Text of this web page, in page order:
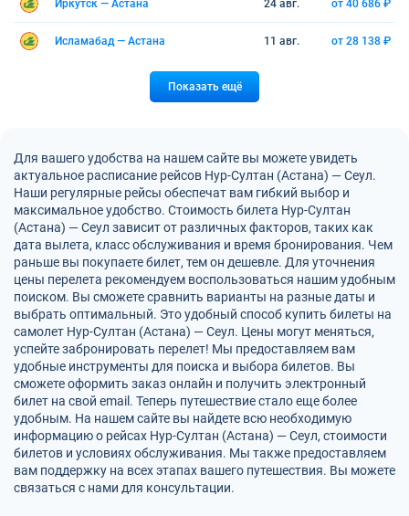
Иркутск — Астана 24 авг. от 40 686 ₽
Исламабад — Астана 11 авг. от 28 138 ₽
Показать ещё
Для вашего удобства на нашем сайте вы можете увидеть
актуальное расписание рейсов Нур-Султан (Астана) — Сеул.
Наши регулярные рейсы обеспечат вам гибкий выбор и
максимальное удобство. Стоимость билета Нур-Султан
(Астана) — Сеул зависит от различных факторов, таких как
дата вылета, класс обслуживания и время бронирования. Чем
раньше вы покупаете билет, тем он дешевле. Для уточнения
цены перелета рекомендуем воспользоваться нашим удобным
поиском. Вы сможете сравнить варианты на разные даты и
выбрать оптимальный. Это удобный способ купить билеты на
самолет Нур-Султан (Астана) — Сеул. Цены могут меняться,
успейте забронировать перелет! Мы предоставляем вам
удобные инструменты для поиска и выбора билетов. Вы
сможете оформить заказ онлайн и получить электронный
билет на свой email. Теперь путешествие стало еще более
удобным. На нашем сайте вы найдете всю необходимую
информацию о рейсах Нур-Султан (Астана) — Сеул, стоимости
билетов и условиях обслуживания. Мы также предоставляем
вам поддержку на всех этапах вашего путешествия. Вы можете
связаться с нами для консультации.